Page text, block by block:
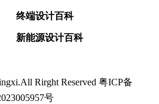
终端设计百科
新能源设计百科
Rirght Reserved粤ICP备
号